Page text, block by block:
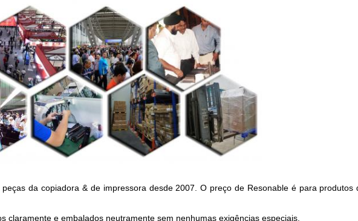
da copiadora & de impressora desde 2007. O preço de Resonable é para
claramente e embalados neutramente sem nenhumas exigências especiais.